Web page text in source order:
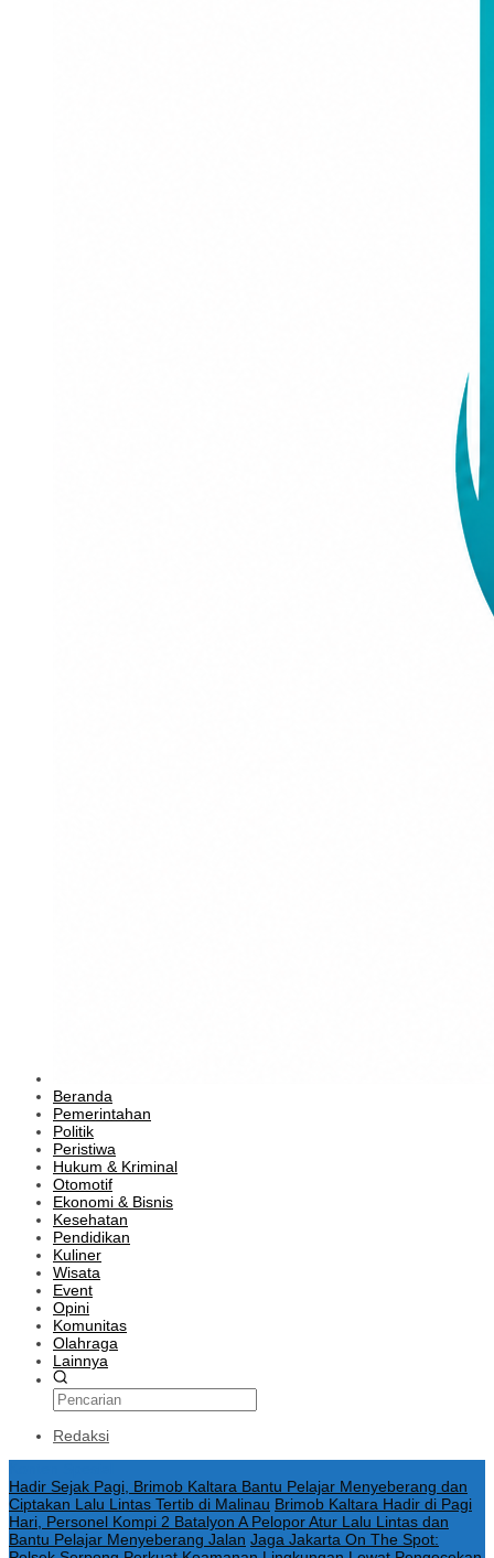
Beranda
Pemerintahan
Politik
Peristiwa
Hukum & Kriminal
Otomotif
Ekonomi & Bisnis
Kesehatan
Pendidikan
Kuliner
Wisata
Event
Opini
Komunitas
Olahraga
Lainnya
Redaksi
Hadir Sejak Pagi, Brimob Kaltara Bantu Pelajar Menyeberang dan
Ciptakan Lalu Lintas Tertib di Malinau Brimob Kaltara Hadir di Pagi
Hari, Personel Kompi 2 Batalyon A Pelopor Atur Lalu Lintas dan
Bantu Pelajar Menyeberang Jalan Jaga Jakarta On The Spot: